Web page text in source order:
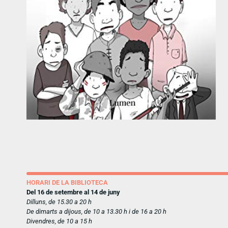
HORARI DE LA BIBLIOTECA
Del 16 de setembre al 14 de juny
Dilluns, de 15.30 a 20 h
De dimarts a dijous, de 10 a 13.30 h i de 16 a 20 h
Divendres, de 10 a 15 h